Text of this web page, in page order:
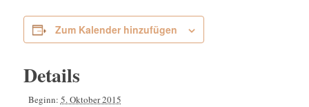
Zum Kalender hinzufügen
Details
Beginn: 5. Oktober 2015